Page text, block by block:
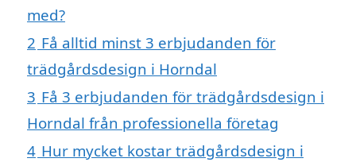
med?
2 Få alltid minst 3 erbjudanden för
trädgårdsdesign i Horndal
3 Få 3 erbjudanden för trädgårdsdesign i
Horndal från professionella företag
4 Hur mycket kostar trädgårdsdesign i